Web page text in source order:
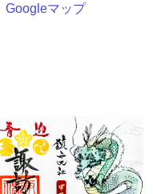
Googleマップ